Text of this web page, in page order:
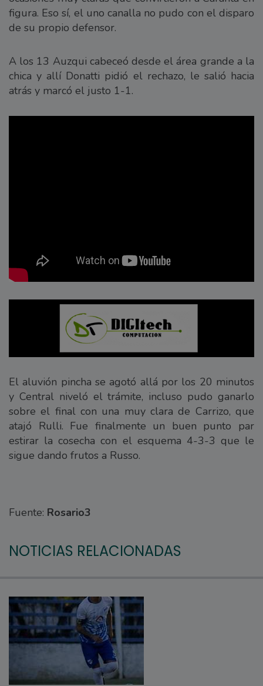
figura. Eso sí, el uno canalla no pudo con el disparo
de su propio defensor.
A los 13 Auzqui cabeceó desde el área grande a la
chica y allí Donatti pidió el rechazo, le salió hacia
atrás y marcó el justo 1-1.
El aluvión pincha se agotó allá por los 20 minutos
y Central niveló el trámite, incluso pudo ganarlo
sobre el final con una muy clara de Carrizo, que
atajó Rulli. Fue finalmente un buen punto par
estirar la cosecha con el esquema 4-3-3 que le
sigue dando frutos a Russo.
Fuente: Rosario3
NOTICIAS RELACIONADAS